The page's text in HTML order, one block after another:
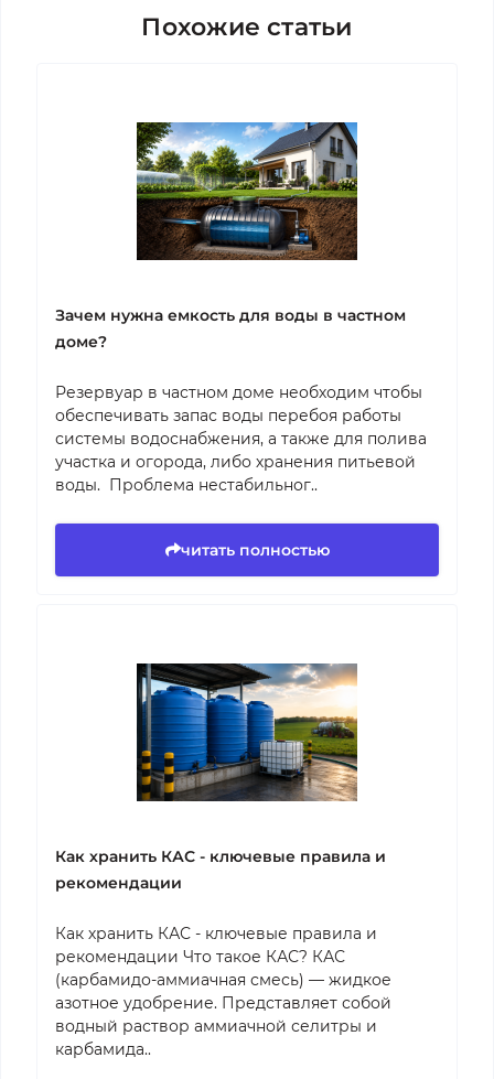
Похожие статьи
Зачем нужна емкость для воды в частном
доме?
Резервуар в частном доме необходим чтобы
обеспечивать запас воды перебоя работы
системы водоснабжения, а также для полива
участка и огорода, либо хранения питьевой
воды. Проблема нестабильног..
читать полностью
Как хранить КАС - ключевые правила и
рекомендации
Как хранить КАС - ключевые правила и
рекомендации Что такое КАС? КАС
(карбамидо-аммиачная смесь) — жидкое
азотное удобрение. Представляет собой
водный раствор аммиачной селитры и
карбамида..